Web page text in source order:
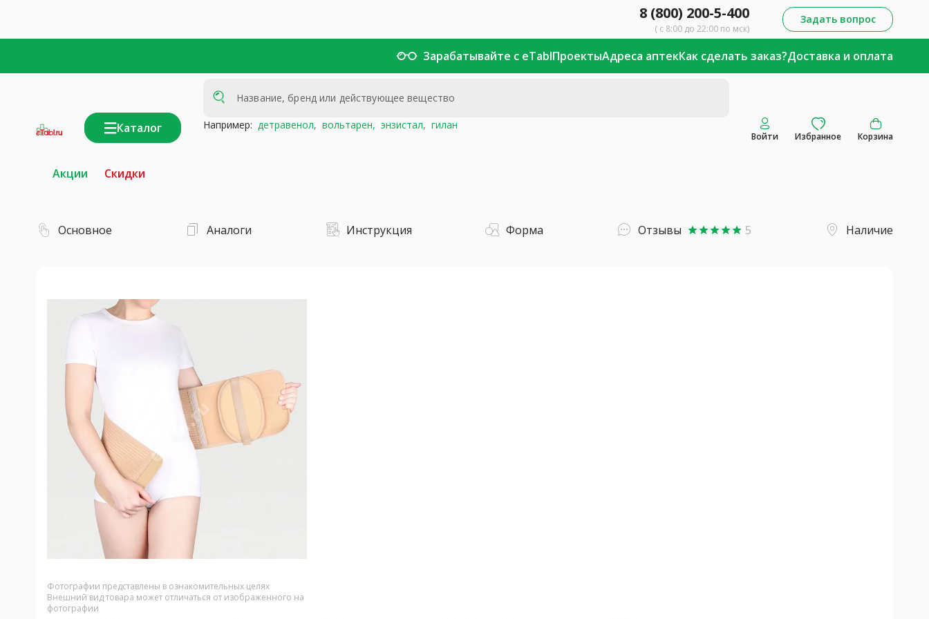
8 (800) 200-5-400
( с 8:00 до 22:00 по мск)
Задать вопрос
Зарабатывайте с eTablПроектыАдреса аптекКак сделать заказ?Доставка и оплата
Каталог Например: детравенол, вольтарен, энзистал, гилан
Войти Избранное Корзина
Акции Скидки
Основное Аналоги Инструкция Форма Отзывы starstarstarstarstar 5 Наличие
Фотографии представлены в ознакомительных целях
Внешний вид товара может отличаться от изображенного на
фотографии